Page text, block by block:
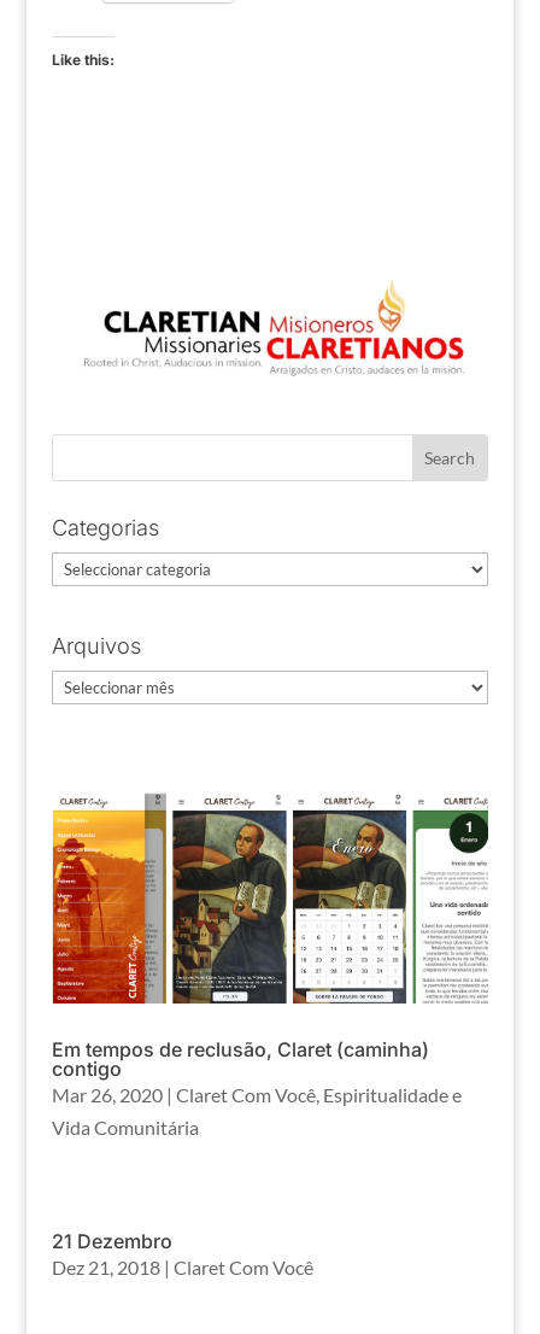
Like this:
Categorias
Categorias
Arquivos
Arquivos
Em tempos de reclusão, Claret (caminha)
contigo
Mar 26, 2020| Claret Com Você, Espiritualidade e
Vida Comunitária
21 Dezembro
Dez 21, 2018| Claret Com Você